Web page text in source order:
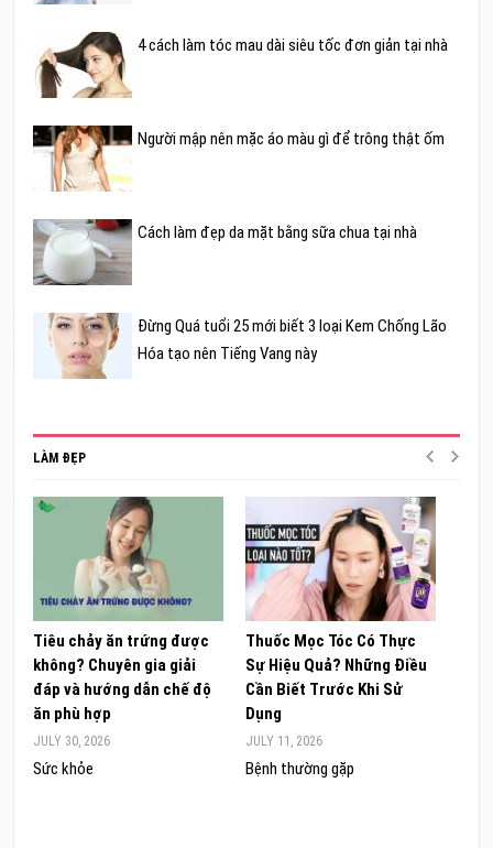
4 cách làm tóc mau dài siêu tốc đơn giản tại nhà
Người mập nên mặc áo màu gì để trông thật ốm
Cách làm đẹp da mặt bằng sữa chua tại nhà
Đừng Quá tuổi 25 mới biết 3 loại Kem Chống Lão
Hóa tạo nên Tiếng Vang này
LÀM ĐẸP
Tiêu chảy ăn trứng được
không? Chuyên gia giải
đáp và hướng dẫn chế độ
ăn phù hợp
JULY 30, 2026
Sức khỏe
Thuốc Mọc Tóc Có Thực
Sự Hiệu Quả? Những Điều
Cần Biết Trước Khi Sử
Dụng
JULY 11, 2026
Bệnh thường gặp